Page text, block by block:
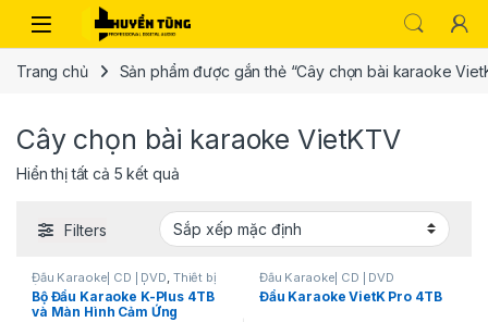
Trang chủ Sản phẩm được gắn thẻ “Cây chọn bài karaoke
Cây chọn bài karaoke VietKTV
Hiển thị tất cả 5 kết quả
Filters
Đầu Karaoke| CD | DVD Thiết bị
âm thanh karaoke | KTV
Bộ Đầu Karaoke K-Plus 4TB
và Màn Hình Cảm Ứng
Đầu Karaoke| CD | DVD
Đầu Karaoke VietK Pro 4TB